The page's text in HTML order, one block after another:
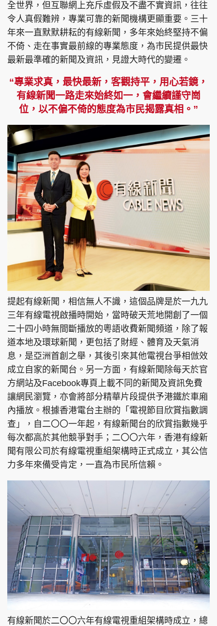
頭條日報 星島環球 The Standard
親子王 Oh!爸媽 JobMarket
EDUPLUS
關於我們
聯絡我們
隱私政策聲明
使用條款
版權及免責聲明
Copyright © 東周網 版權所有 . 不得轉載
©Eastweek.com.hk. All rights reserved.
全世界，但互聯網上充斥虛假及不盡不實資訊，往往
令人真假難辨，專業可靠的新聞機構更顯重要。三十
年來一直默默耕耘的有線新聞，多年來始終堅持不偏
不倚、走在事實最前線的專業態度，為市民提供最快
最新最準確的新聞及資訊，見證大時代的變遷。
“專業求真，最快最新，客觀持平，用心若鏡，
有線新聞一路走來始終如一，會繼續謹守崗
位，以不偏不倚的態度為市民揭露真相。”
提起有線新聞，相信無人不識，這個品牌是於一九九
三年有線電視啟播時開始，當時破天荒地開創了一個
二十四小時無間斷播放的粵語收費新聞頻道，除了報
道本地及環球新聞，更包括了財經、體育及天氣消
息，是亞洲首創之舉，其後引來其他電視台爭相倣效
成立自家的新聞台。另一方面，有線新聞除每天於官
方網站及Facebook專頁上載不同的新聞及資訊免費
讓網民瀏覽，亦會將部分精華片段提供予港鐵於車廂
內播放。根據香港電台主辦的「電視節目欣賞指數調
查」，自二〇〇一年起，有線新聞台的欣賞指數幾乎
每次都高於其他競爭對手；二〇〇六年，香港有線新
聞有限公司於有線電視重組架構時正式成立，其公信
力多年來備受肯定，一直為市民所信賴。
有線新聞於二〇〇六年有線電視重組架構時成立，總